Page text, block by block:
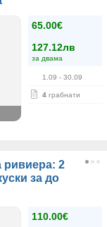
65.00€
127.12лв
за двама
1.09 - 30.09
4 грабнати
ривиера: 2
за до
110.00€